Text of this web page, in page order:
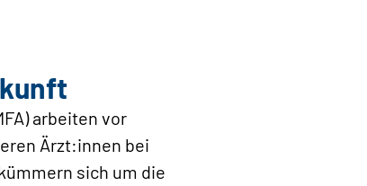
arbeiten vor
Ärzt:innen bei
sich um die